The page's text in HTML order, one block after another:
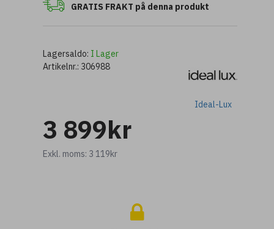
GRATIS FRAKT på denna produkt
3 899kr
Exkl. moms: 3 119kr
Lagersaldo: I Lager
Artikelnr.: 306988
Ideal-Lux